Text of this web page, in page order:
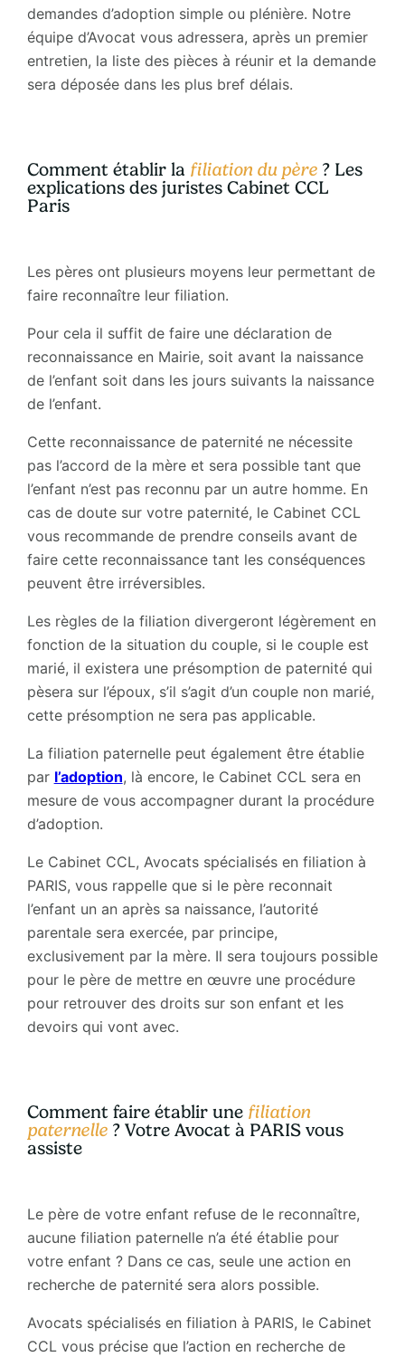
demandes d’adoption simple ou plénière. Notre
équipe d’Avocat vous adressera, après un premier
entretien, la liste des pièces à réunir et la demande
sera déposée dans les plus bref délais.
Comment établir la filiation du père? Les
explications des juristes Cabinet CCL
Paris
Les pères ont plusieurs moyens leur permettant de
faire reconnaître leur filiation.
Pour cela il suffit de faire une déclaration de
reconnaissance en Mairie, soit avant la naissance
de l’enfant soit dans les jours suivants la naissance
de l’enfant.
Cette reconnaissance de paternité ne nécessite
pas l’accord de la mère et sera possible tant que
l’enfant n’est pas reconnu par un autre homme. En
cas de doute sur votre paternité, le Cabinet CCL
vous recommande de prendre conseils avant de
faire cette reconnaissance tant les conséquences
peuvent être irréversibles.
Les règles de la filiation divergeront légèrement en
fonction de la situation du couple, si le couple est
marié, il existera une présomption de paternité qui
pèsera sur l’époux, s’il s’agit d’un couple non marié,
cette présomption ne sera pas applicable.
La filiation paternelle peut également être établie
par l’adoption, là encore, le Cabinet CCL sera en
mesure de vous accompagner durant la procédure
d’adoption.
Le Cabinet CCL, Avocats spécialisés en filiation à
PARIS, vous rappelle que si le père reconnait
l’enfant un an après sa naissance, l’autorité
parentale sera exercée, par principe,
exclusivement par la mère. Il sera toujours possible
pour le père de mettre en œuvre une procédure
pour retrouver des droits sur son enfant et les
devoirs qui vont avec.
Comment faire établir une filiation
paternelle ? Votre Avocat à PARIS vous
assiste
Le père de votre enfant refuse de le reconnaître,
aucune filiation paternelle n’a été établie pour
votre enfant ? Dans ce cas, seule une action en
recherche de paternité sera alors possible.
Avocats spécialisés en filiation à PARIS, le Cabinet
CCL vous précise que l’action en recherche de